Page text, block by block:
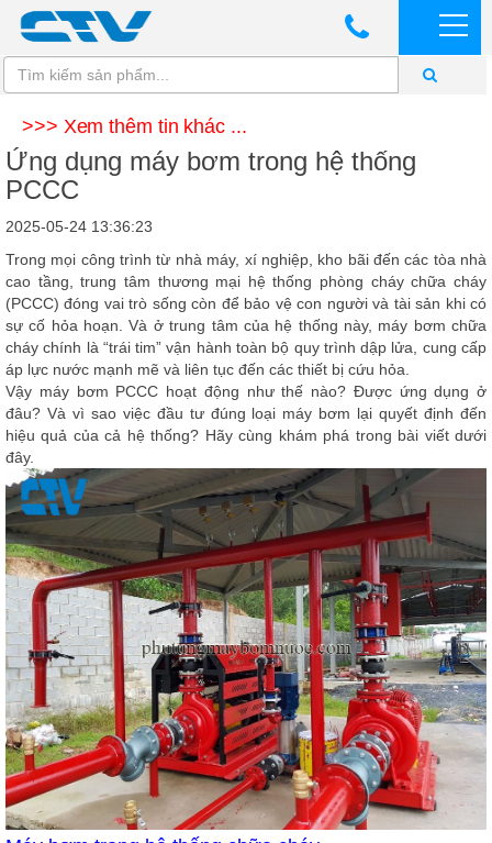
>>> Xem thêm tin khác ...
Ứng dụng máy bơm trong hệ thống
PCCC
2025-05-24 13:36:23
Trong mọi công trình từ nhà máy, xí nghiệp, kho bãi đến các tòa nhà
cao tầng, trung tâm thương mại hệ thống phòng cháy chữa cháy
(PCCC) đóng vai trò sống còn để bảo vệ con người và tài sản khi có
sự cố hỏa hoạn. Và ở trung tâm của hệ thống này, máy bơm chữa
cháy chính là “trái tim” vận hành toàn bộ quy trình dập lửa, cung cấp
áp lực nước mạnh mẽ và liên tục đến các thiết bị cứu hỏa.
Vậy máy bơm PCCC hoạt động như thế nào? Được ứng dụng ở
đâu? Và vì sao việc đầu tư đúng loại máy bơm lại quyết định đến
hiệu quả của cả hệ thống? Hãy cùng khám phá trong bài viết dưới
đây.